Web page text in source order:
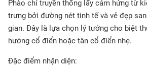
Phào chỉ truyền thống lấy cảm hứng từ
trưng bởi đường nét tinh tế và vẻ đẹp
gian. Đây là lựa chọn lý tưởng cho biệt
hướng cổ điển hoặc tân cổ điển nhẹ.
Đặc điểm nhận diện: